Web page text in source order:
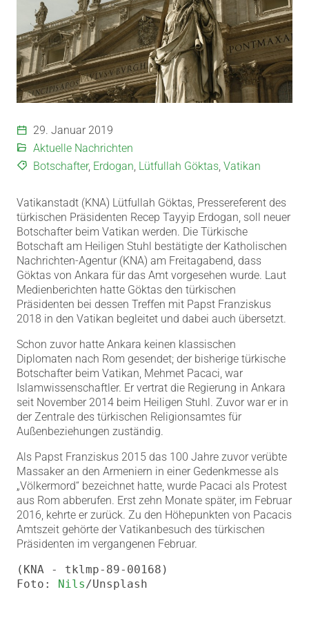
29. Januar 2019
Aktuelle Nachrichten
Botschafter, Erdogan Lütfullah Göktas, Vatikan
Vatikanstadt (KNA) Lütfullah Göktas, Pressereferent des
türkischen Präsidenten Recep Tayyip Erdogan, soll neuer
Botschafter beim Vatikan werden. Die Türkische
Botschaft am Heiligen Stuhl bestätigte der Katholischen
Nachrichten-Agentur (KNA) am Freitagabend, dass
Göktas von Ankara für das Amt vorgesehen wurde. Laut
Medienberichten hatte Göktas den türkischen
Präsidenten bei dessen Treffen mit Papst Franziskus
2018 in den Vatikan begleitet und dabei auch übersetzt.
Schon zuvor hatte Ankara keinen klassischen
Diplomaten nach Rom gesendet; der bisherige türkische
Botschafter beim Vatikan, Mehmet Pacaci, war
Islamwissenschaftler. Er vertrat die Regierung in Ankara
seit November 2014 beim Heiligen Stuhl. Zuvor war er in
der Zentrale des türkischen Religionsamtes für
Außenbeziehungen zuständig.
Als Papst Franziskus 2015 das 100 Jahre zuvor verübte
Massaker an den Armeniern in einer Gedenkmesse als
„Völkermord“ bezeichnet hatte, wurde Pacaci als Protest
aus Rom abberufen. Erst zehn Monate später, im Februar
2016, kehrte er zurück. Zu den Höhepunkten von Pacacis
Amtszeit gehörte der Vatikanbesuch des türkischen
Präsidenten im vergangenen Februar.
(KNA - tklmp-89-00168)
Foto: Nils /Unsplash